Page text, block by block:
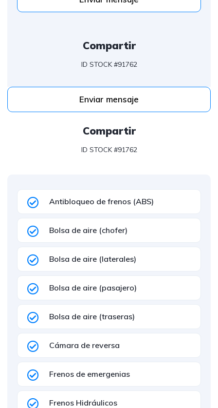
Compartir
ID STOCK #91762
Enviar mensaje
Compartir
ID STOCK #91762
Antibloqueo de frenos (ABS)
Bolsa de aire (chofer)
Bolsa de aire (laterales)
Bolsa de aire (pasajero)
Bolsa de aire (traseras)
Cámara de reversa
Frenos de emergenias
Frenos Hidráulicos